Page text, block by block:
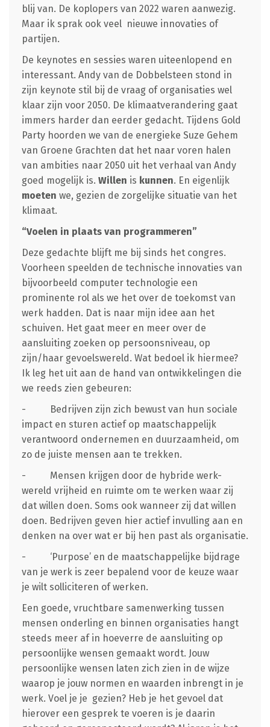
blij van. De koplopers van 2022 waren aanwezig.
Maar ik sprak ook veel nieuwe innovaties of
partijen.
De keynotes en sessies waren uiteenlopend en
interessant. Andy van de Dobbelsteen stond in
zijn keynote stil bij de vraag of organisaties wel
klaar zijn voor 2050. De klimaatverandering gaat
immers harder dan eerder gedacht. Tijdens Gold
Party hoorden we van de energieke Suze Gehem
van Groene Grachten dat het naar voren halen
van ambities naar 2050 uit het verhaal van Andy
goed mogelijk is. Willen is kunnen. En eigenlijk
moeten we, gezien de zorgelijke situatie van het
klimaat.
“Voelen in plaats van programmeren”
Deze gedachte blijft me bij sinds het congres.
Voorheen speelden de technische innovaties van
bijvoorbeeld computer technologie een
prominente rol als we het over de toekomst van
werk hadden. Dat is naar mijn idee aan het
schuiven. Het gaat meer en meer over de
aansluiting zoeken op persoonsniveau, op
zijn/haar gevoelswereld. Wat bedoel ik hiermee?
Ik leg het uit aan de hand van ontwikkelingen die
we reeds zien gebeuren:
- Bedrijven zijn zich bewust van hun sociale
impact en sturen actief op maatschappelijk
verantwoord ondernemen en duurzaamheid, om
zo de juiste mensen aan te trekken.
- Mensen krijgen door de hybride werk-
wereld vrijheid en ruimte om te werken waar zij
dat willen doen. Soms ook wanneer zij dat willen
doen. Bedrijven geven hier actief invulling aan en
denken na over wat er bij hen past als organisatie.
- ‘Purpose’ en de maatschappelijke bijdrage
van je werk is zeer bepalend voor de keuze waar
je wilt solliciteren of werken.
Een goede, vruchtbare samenwerking tussen
mensen onderling en binnen organisaties hangt
steeds meer af in hoeverre de aansluiting op
persoonlijke wensen gemaakt wordt. Jouw
persoonlijke wensen laten zich zien in de wijze
waarop je jouw normen en waarden inbrengt in je
werk. Voel je je gezien? Heb je het gevoel dat
hierover een gesprek te voeren is je daarin